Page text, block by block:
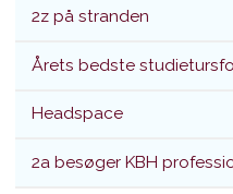
2z på stranden
Årets bedste
Headspace
2a besøger KBH